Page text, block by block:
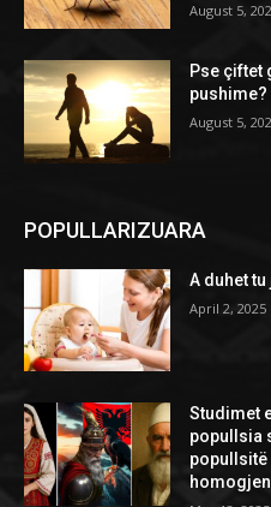
August 5,
Pse çiftet
pushime?
August 5,
POPULLARIZUARA
A duhet
April 2, 2025
Studimet
popullsia
popullsitë